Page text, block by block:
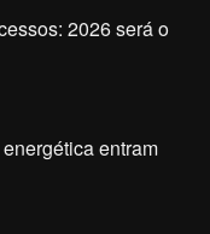
2026 será o
entram